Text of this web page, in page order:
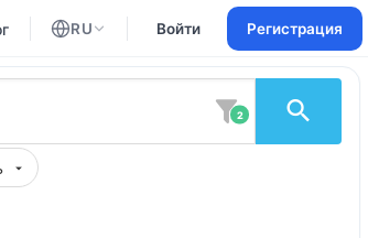
RU
Английский
Войти Регистрация
2